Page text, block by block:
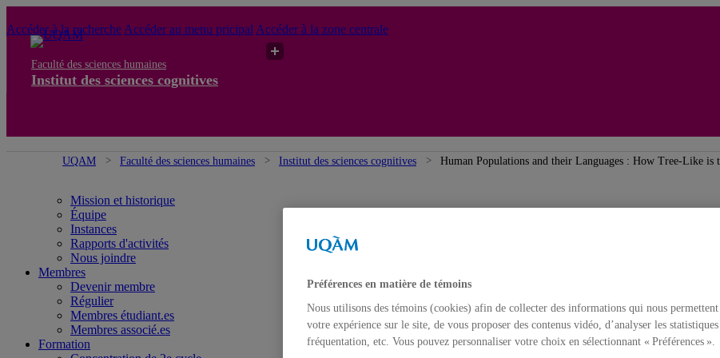
Accéder à la recherche Accéder au menu pricipal Accéder à la zone centrale
Faculté des sciences humaines
Institut des sciences cognitives
UQAM Faculté des sciences humaines Institut des sciences cognitives Human Populations and their Languages : How Tree-Like
Mission et historique
Équipe
Instances
Rapports d'activités
Nous joindre
Membres
Devenir membre
Régulier
Membres étudiant.es
Membres associé.es
Formation
Préférences en matière de témoins
Nous utilisons des témoins (cookies) afin de collecter des informations qui nous
votre expérience sur le site, de vous proposer des contenus vidéo, d’analyser les
fréquentation, etc. Vous pouvez personnaliser votre choix en sélectionnant « Préférences ».